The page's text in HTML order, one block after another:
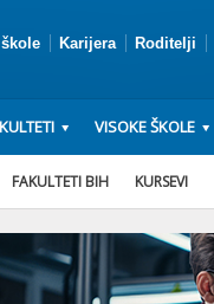
Karijera Roditelji
VISOKE ŠKOLE
FAKULTETI BIH KURSEVI